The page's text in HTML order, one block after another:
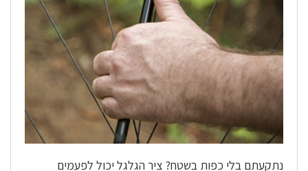
נתקעתם בלי כפות בשטח? ציר הגלגל יכול לפעמים